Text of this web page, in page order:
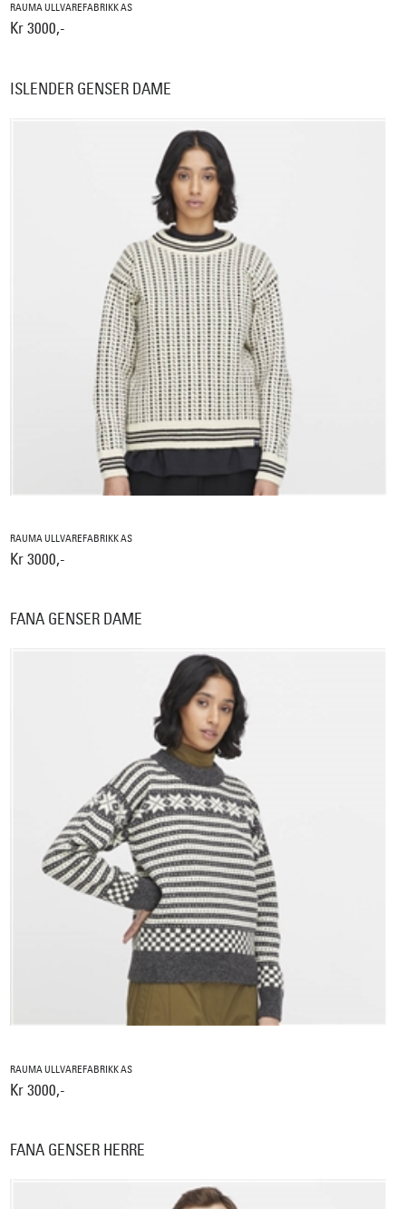
RAUMA ULLVAREFABRIKK AS
Kr 3000,-
ISLENDER GENSER DAME
RAUMA ULLVAREFABRIKK AS
Kr 3000,-
FANA GENSER DAME
RAUMA ULLVAREFABRIKK AS
Kr 3000,-
FANA GENSER HERRE